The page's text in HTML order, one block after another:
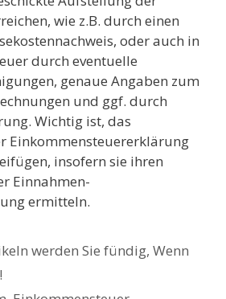
wie z.B. durch einen
oder auch in
durch eventuelle
genaue Angaben zum
und ggf. durch
Wichtig ist, das
Einkommensteuererklärung
insofern sie ihren
Einnahmen-
ermitteln.
werden Sie fündig,Wenn